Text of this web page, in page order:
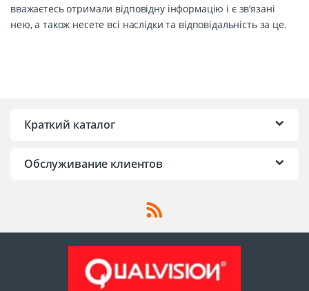
вважаєтесь отримали відповідну інформацію і є зв’язані
нею, а також несете всі наслідки та відповідальність за це.
Краткий каталог
Обслуживание клиентов